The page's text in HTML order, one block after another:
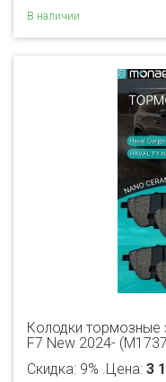
В наличии
Колодки тормозные
F7 New 2024-
Цена: 3
Скидка: 9% .